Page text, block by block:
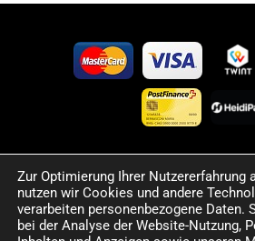
©2024 Happy Sport. Alle auf dieser
Preise und Informationen sind
Fehler sowie Irrtümer enthalten. Wir
Zur Optimierung Ihrer Nutzererfahrung
nutzen wir Cookies und andere
verarbeiten personenbezogene Daten.
bei der Analyse der Website-Nutzung,